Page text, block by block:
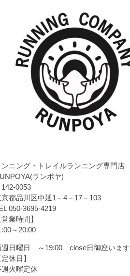
ンニング・トレイルランニング専門店
ランポヤ)
0053
京都品川区中延1－4－17－103
050-3695-4219
業時間】
～20:00
週日曜日 ～19:00 close日御座います
休日】
週火曜定休